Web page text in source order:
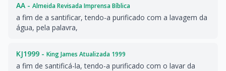
AA - Almeida Revisada Imprensa Bíblica
a fim de a santificar, tendo-a purificado com a lavagem da
água, pela palavra,
KJ1999 - King James Atualizada 1999
a fim de santificá-la, tendo-a purificado com o lavar da